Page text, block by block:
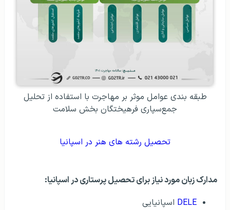
طبقه بندی عوامل موثر بر مهاجرت با استفاده از تحلیل
جمع‌سپاری فرهیختگان بخش سلامت
تحصیل رشته های هنر در اسپانیا
مدارک زبان مورد نیاز برای تحصیل پرستاری در اسپانیا:
DELE اسپانیایی